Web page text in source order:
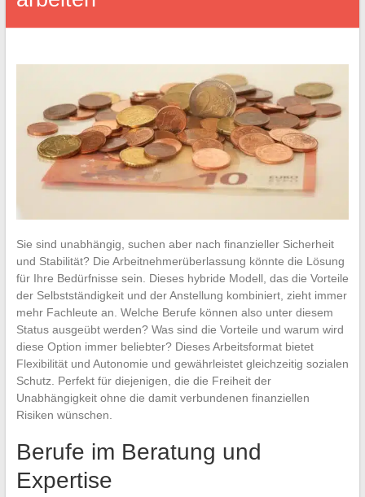
Sie sind unabhängig, suchen aber nach finanzieller Sicherheit
und Stabilität? Die Arbeitnehmerüberlassung könnte die Lösung
für Ihre Bedürfnisse sein. Dieses hybride Modell, das die Vorteile
der Selbstständigkeit und der Anstellung kombiniert, zieht immer
mehr Fachleute an. Welche Berufe können also unter diesem
Status ausgeübt werden? Was sind die Vorteile und warum wird
diese Option immer beliebter? Dieses Arbeitsformat bietet
Flexibilität und Autonomie und gewährleistet gleichzeitig sozialen
Schutz. Perfekt für diejenigen, die die Freiheit der
Unabhängigkeit ohne die damit verbundenen finanziellen
Risiken wünschen.
Berufe im Beratung und
Expertise